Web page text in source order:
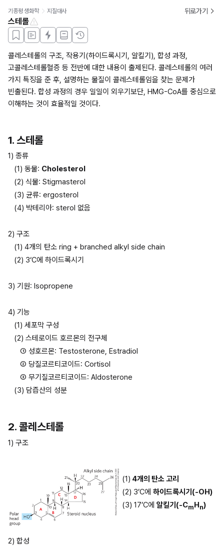
기종평 생화학 지질대사 뒤로가기
스테롤
콜레스테롤의 구조, 작용기(하이드록시기, 알킬기), 합성 과정,
고콜레스테롤혈증 등 전반에 대한 내용이 출제된다. 콜레스테롤의 여러
가지 특징을 준 후, 설명하는 물질이 콜레스테롤임을 찾는 문제가
빈출된다. 합성 과정의 경우 일일이 외우기보단, HMG-CoA를 중심으로
이해하는 것이 효율적일 것이다.
1. 스테롤
1) 종류
(1) 동물: Cholesterol
(2) 식물: Stigmasterol
(3) 균류: ergosterol
(4) 박테리아: sterol 없음
2) 구조
(1) 4개의 탄소 ring + branched alkyl side chain
(2) 3‘C에 하이드록시기
3) 기원: Isopropene
4) 기능
(1) 세포막 구성
(2) 스테로이드 호르몬의 전구체
① 성호르몬: Testosterone, Estradiol
② 당질코르티코이드: Cortisol
③ 무기질코르티코이드: Aldosterone
(3) 담즙산의 성분
2. 콜레스테롤
1) 구조
(1) 4개의 탄소 고리
(2) 3’C에 하이드록시기(-OH)
(3) 17’C에 알킬기(-CmHn)
2) 합성